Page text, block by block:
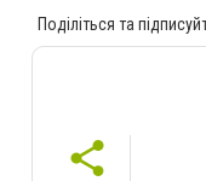
Поділіться та